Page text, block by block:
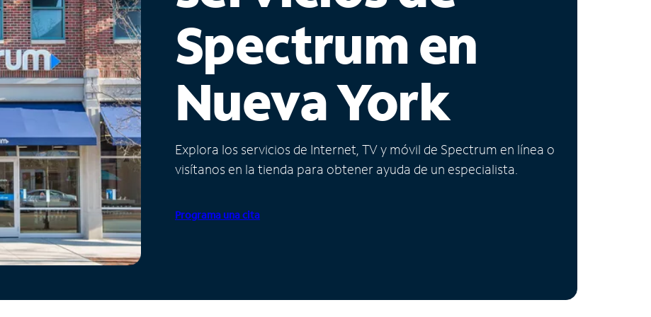
Spectrum en
Nueva York
Explora los servicios de Internet, TV y móvil de Spectrum en línea o
visítanos en la tienda para obtener ayuda de un especialista.
Programa una cita